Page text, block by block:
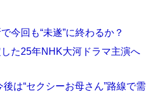
今回も“未遂”に終わるか？
た25年NHK大河ドラマ主演へ
は“セクシーお母さん”路線で需